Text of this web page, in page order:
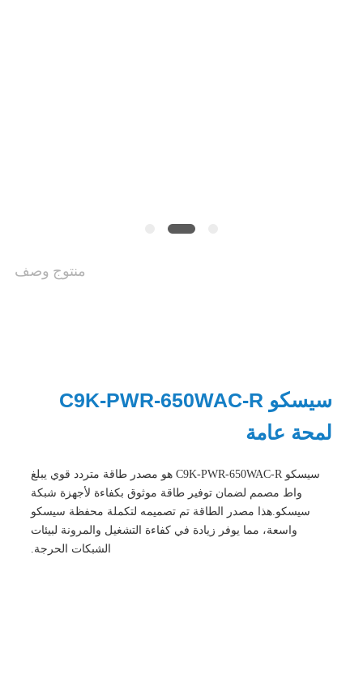
منتوج وصف
سيسكو C9K-PWR-650WAC-R
لمحة عامة
سيسكو C9K-PWR-650WAC-R هو مصدر طاقة متردد قوي يبلغ
650 واط مصمم لضمان توفير طاقة موثوق بكفاءة لأجهزة شبكة
سيسكو.هذا مصدر الطاقة تم تصميمه لتكملة محفظة سيسكو
واسعة، مما يوفر زيادة في كفاءة التشغيل والمرونة لبيئات
الشبكات الحرجة.